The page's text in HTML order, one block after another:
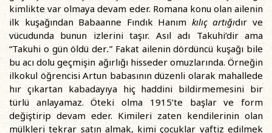
kimlikte var olmaya devam eder. Romana konu olan ailenin
ilk kuşağından Babaanne Fındık Hanım kılıç artığıdır ve
vücudunda bunun izlerini taşır. Asıl adı Takuhi’dir ama
“Takuhi o gün öldü der.” Fakat ailenin dördüncü kuşağı bile
bu acı dolu geçmişin ağırlığı hisseder omuzlarında. Örneğin
ilkokul öğrencisi Artun babasının düzenli olarak mahallede
hır çıkartan kabadayıya hiç haddini bildirmemesini bir
türlü anlayamaz. Öteki olma 1915’te başlar ve form
değiştirip devam eder. Kimileri zaten kendilerinin olan
mülkleri tekrar satın almak, kimi çocuklar vaftiz edilmek